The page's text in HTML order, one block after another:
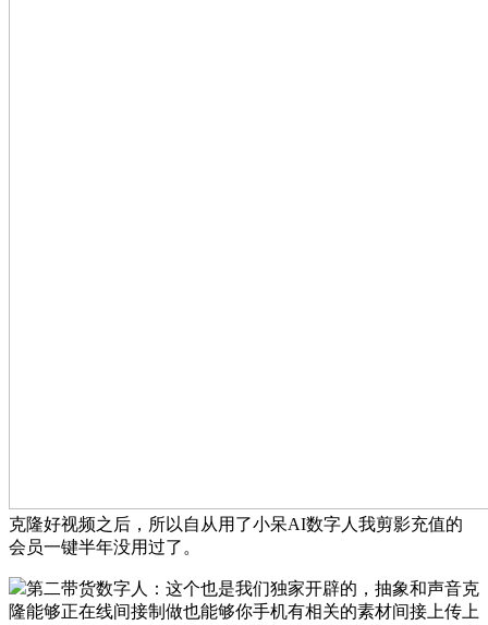
克隆好视频之后，所以自从用了小呆AI数字人我剪影充值的
会员一键半年没用过了。
第二带货数字人：这个也是我们独家开辟的，抽象和声音克
隆能够正在线间接制做也能够你手机有相关的素材间接上传上